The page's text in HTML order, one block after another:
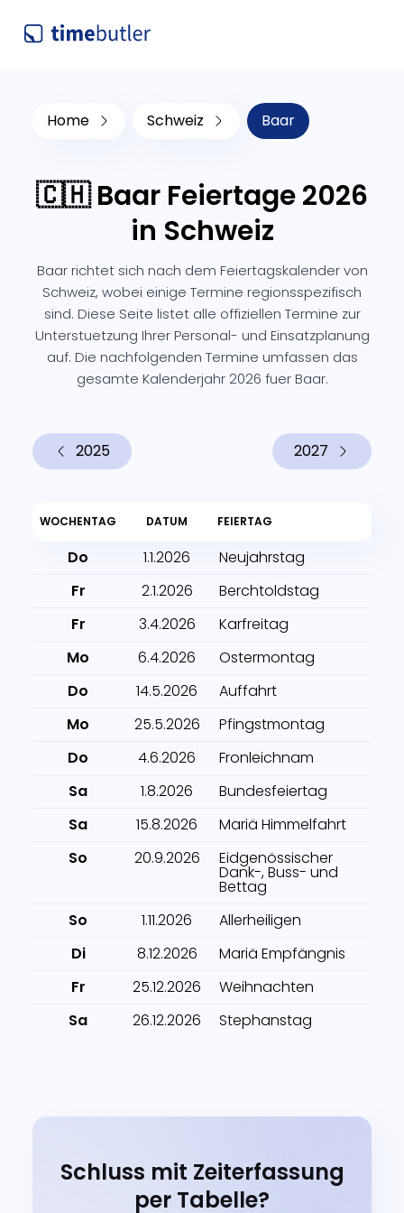
Home Schweiz Baar
🇨🇭 Baar Feiertage 2026
in Schweiz
Baar richtet sich nach dem Feiertagskalender von
Schweiz, wobei einige Termine regionsspezifisch
sind. Diese Seite listet alle offiziellen Termine zur
Unterstuetzung Ihrer Personal- und Einsatzplanung
auf. Die nachfolgenden Termine umfassen das
gesamte Kalenderjahr 2026 fuer Baar.
2025 2027
WOCHENTAG DATUM FEIERTAG
Do 1.1.2026
Neujahrstag
Fr
2.1.2026
Berchtoldstag
Fr
3.4.2026
Karfreitag
Mo
6.4.2026
Ostermontag
Do
14.5.2026
Auffahrt
Mo
25.5.2026
Pfingstmontag
Do
4.6.2026
Fronleichnam
Sa
1.8.2026
Bundesfeiertag
Sa
15.8.2026
Mariä Himmelfahrt
So
20.9.2026 Eidgenössischer
Dank-, Buss- und
Bettag
So
1.11.2026
Allerheiligen
Di
8.12.2026
Mariä Empfängnis
Fr
25.12.2026
Weihnachten
Sa
26.12.2026 Stephanstag
Schluss mit Zeiterfassung
per Tabelle?